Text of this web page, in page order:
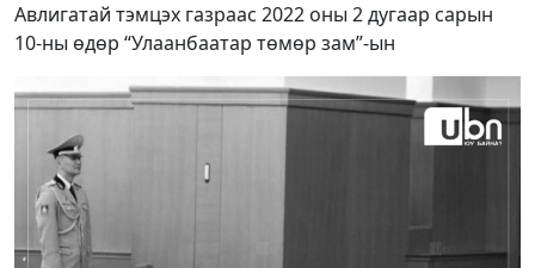
Авлигатай тэмцэх газраас 2022 оны 2 дугаар сарын
10-ны өдөр “Улаанбаатар төмөр зам”-ын